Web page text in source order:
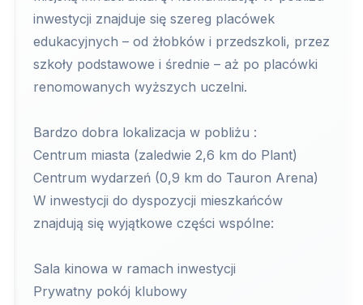
inwestycji znajduje się szereg placówek
edukacyjnych – od żłobków i przedszkoli, przez
szkoły podstawowe i średnie – aż po placówki
renomowanych wyższych uczelni.
Bardzo dobra lokalizacja w pobliżu :
Centrum miasta (zaledwie 2,6 km do Plant)
Centrum wydarzeń (0,9 km do Tauron Arena)
W inwestycji do dyspozycji mieszkańców
znajdują się wyjątkowe części wspólne:
Sala kinowa w ramach inwestycji
Prywatny pokój klubowy